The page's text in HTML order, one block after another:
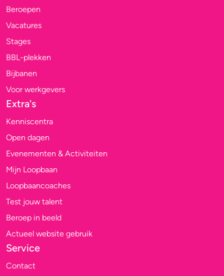
Beroepen
Vacatures
Stages
BBL-plekken
Bijbanen
Voor werkgevers
Extra's
Kenniscentra
Open dagen
Evenementen & Activiteiten
Mijn Loopbaan
Loopbaancoaches
Test jouw talent
Beroep in beeld
Actueel website gebruik
Service
Contact